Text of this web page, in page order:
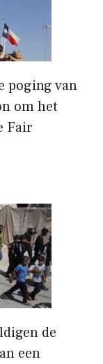
poging van
om het
Fair
de
een